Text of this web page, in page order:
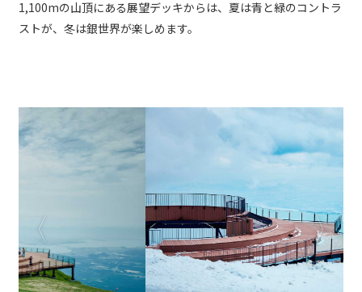
1,100mの山頂にある展望デッキからは、夏は青と緑のコントラ
ストが、冬は銀世界が楽しめます。